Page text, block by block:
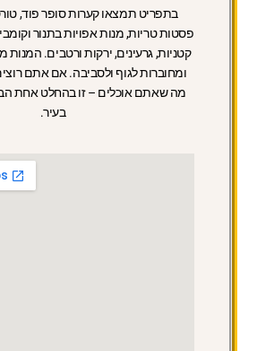
בתפריט תמצאו קערות סופר פוד,
פסטות טריות, מנות אפויות בתנור
קטניות, גרעינים, ירקות ורטבים. המנות
ומחוברות לגוף ולסביבה. אם אתם
מה שאתם אוכלים – זו בהחלט אחת
בעיר.